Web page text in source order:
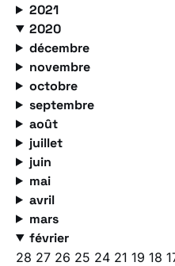
2021
2020
décembre
novembre
octobre
septembre
août
juillet
juin
mai
avril
mars
février
28 27 26 25 24 21 19 18